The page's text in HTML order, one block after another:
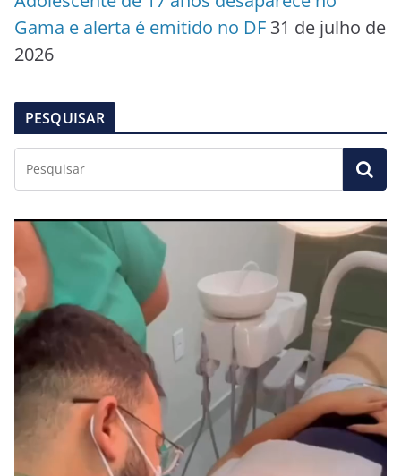
Gama e alerta é emitido no DF 31 de julho de
2026
PESQUISAR